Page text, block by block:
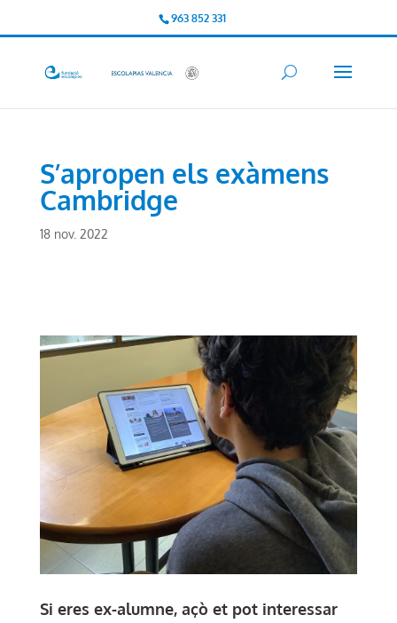
963 852 331
S’apropen els exàmens
Cambridge
18 nov. 2022
Si eres ex-alumne, açò et pot interessar